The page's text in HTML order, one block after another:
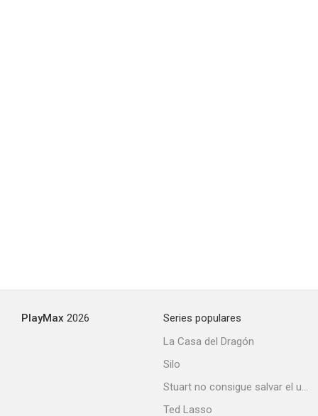
PlayMax 2026
Series populares
La Casa del Dragón
Silo
Stuart no consigue salvar el universo
Ted Lasso